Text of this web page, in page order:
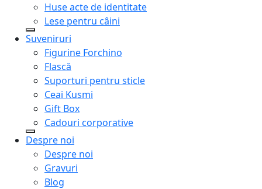
Huse acte de identitate
Lese pentru câini
Suveniruri
Figurine Forchino
Flască
Suporturi pentru sticle
Ceai Kusmi
Gift Box
Cadouri corporative
Despre noi
Despre noi
Gravuri
Blog